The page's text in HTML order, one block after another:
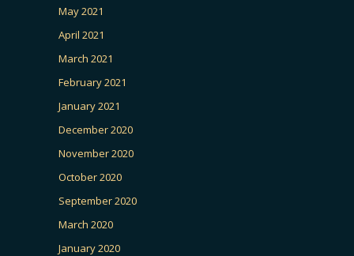
May 2021
April 2021
March 2021
February 2021
January 2021
December 2020
November 2020
October 2020
September 2020
March 2020
January 2020